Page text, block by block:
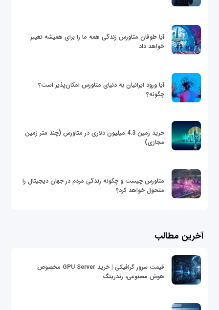
آیا طوفان متاورس زندگی همه ما را برای همیشه تغییر
خواهد داد
آیا ورود ایرانیان به دنیای متاورس امکان‌پذیر است؟
چگونه؟
خرید زمین 4.3 میلیون دلاری در متاورس (چند متر زمین
مجازی)
متاورس چیست و چگونه زندگی مردم در جهان دیجیتال را
متحول خواهد کرد؟
آخرین مطالب
قیمت سرور گرافیکی | خرید GPU Server مخصوص
هوش مصنوعی، رندرینگ